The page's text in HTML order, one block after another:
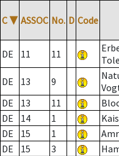
C ▼ ASSOC No. D Code
DE 11 11
DE 13 9
DE
13 11
DE
14 1
DE
15 1
DE
15 3